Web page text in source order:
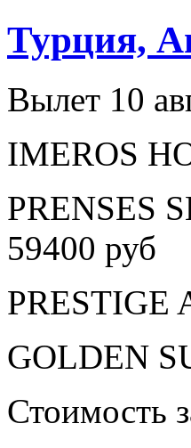
Турция,
Вылет 10
IMEROS
PRENSES
59400 руб
PRESTIGE
GOLDEN
Стоимость